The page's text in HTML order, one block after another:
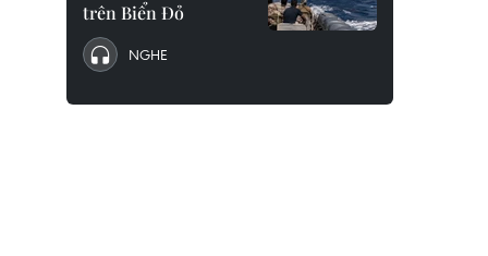
trên Biển Đỏ
NGHE